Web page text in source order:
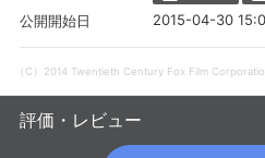
公開開始日
2015-04-30
（C）2014 Twentieth Century Fox Film
評価・レビュー